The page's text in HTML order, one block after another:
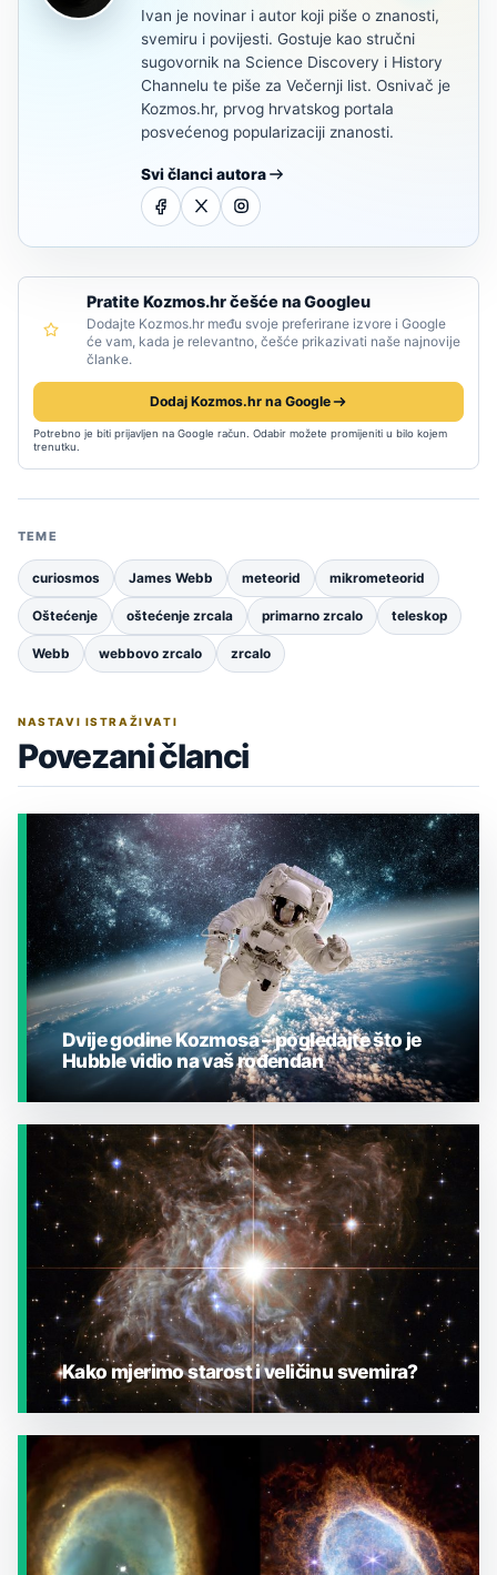
Ivan je novinar i autor koji piše o znanosti,
svemiru i povijesti. Gostuje kao stručni
sugovornik na Science Discovery i History
Channelu te piše za Večernji list. Osnivač je
Kozmos.hr, prvog hrvatskog portala
posvećenog popularizaciji znanosti.
Svi članci autora
Pratite Kozmos.hr češće na Googleu
Dodajte Kozmos.hr među svoje preferirane izvore i Google
će vam, kada je relevantno, češće prikazivati naše najnovije
članke.
Dodaj Kozmos.hr na Google
Potrebno je biti prijavljen na Google račun. Odabir možete promijeniti u bilo kojem
trenutku.
TEME
curiosmos James Webb meteorid mikrometeorid
Oštećenje oštećenje zrcala primarno zrcalo teleskop
Webb webbovo zrcalo zrcalo
NASTAVI ISTRAŽIVATI
Povezani članci
JESTE LI ZNALI?
Dvije godine Kozmosa – pogledajte što je
Hubble vidio na vaš rođendan
JESTE LI ZNALI?
Kako mjerimo starost i veličinu svemira?